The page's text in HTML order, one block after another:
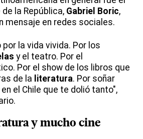
la República, Gabriel Boric,
mensaje en redes sociales.
la vida vivida. Por los
y el teatro. Por el
Por el show de los libros que
de la literatura. Por soñar
el Chile que te dolió tanto",
y mucho cine